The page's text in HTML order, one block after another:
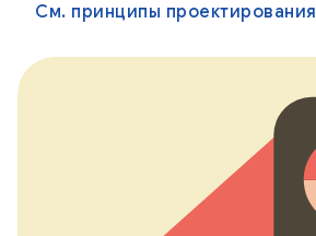
См. принципы проектирования